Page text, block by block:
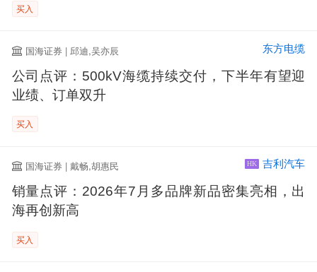
买入
国海证券 | 邱迪,吴亦辰 东方电缆
公司点评：500kV海缆持续交付，下半年有望迎
业绩、订单双升
买入
国海证券 | 戴畅,胡惠民 HK 吉利汽车
销量点评：2026年7月多品牌新品密集亮相，出
海再创新高
买入